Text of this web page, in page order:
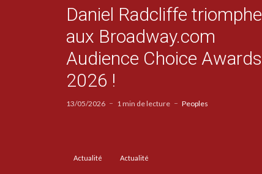
Daniel Radcliffe triomphe
aux Broadway.com
Audience Choice Awards
2026 !
13/05/2026 1 min de lecture Peoples
Actualité Actualité